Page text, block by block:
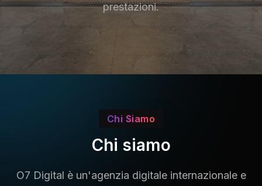
prestazioni.
Chi Siamo
Chi siamo
O7 Digital è un'agenzia digitale internazionale e